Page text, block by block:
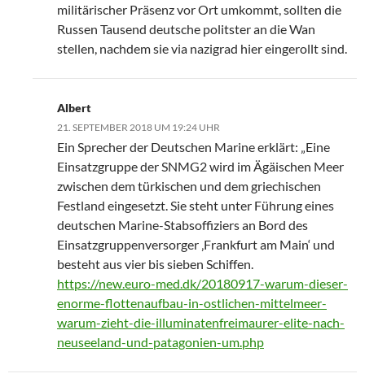
militärischer Präsenz vor Ort umkommt, sollten die
Russen Tausend deutsche politster an die Wan
stellen, nachdem sie via nazigrad hier eingerollt sind.
Albert
21. SEPTEMBER 2018 UM 19:24 UHR
Ein Sprecher der Deutschen Marine erklärt: „Eine
Einsatzgruppe der SNMG2 wird im Ägäischen Meer
zwischen dem türkischen und dem griechischen
Festland eingesetzt. Sie steht unter Führung eines
deutschen Marine-Stabsoffiziers an Bord des
Einsatzgruppenversorger ‚Frankfurt am Main‘ und
besteht aus vier bis sieben Schiffen.
https://new.euro-med.dk/20180917-warum-dieser-
enorme-flottenaufbau-in-ostlichen-mittelmeer-
warum-zieht-die-illuminatenfreimaurer-elite-nach-
neuseeland-und-patagonien-um.php